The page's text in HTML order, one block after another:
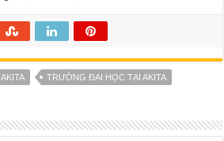
TRƯỜNG ĐẠI HỌC TẠI AKITA